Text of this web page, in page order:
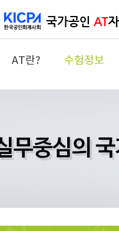
AT란? 수험정보